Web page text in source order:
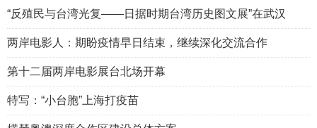
“反殖民与台湾光复——日据时期台湾历史图文展”在武汉
两岸电影人：期盼疫情早日结束，继续深化交流合作
第十二届两岸电影展台北场开幕
特写：“小台胞”上海打疫苗